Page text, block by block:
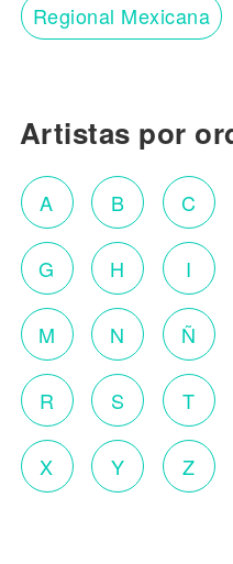
Regional Mexicana
Artistas por
A B C
G H I
M N Ñ
R S T
X Y Z